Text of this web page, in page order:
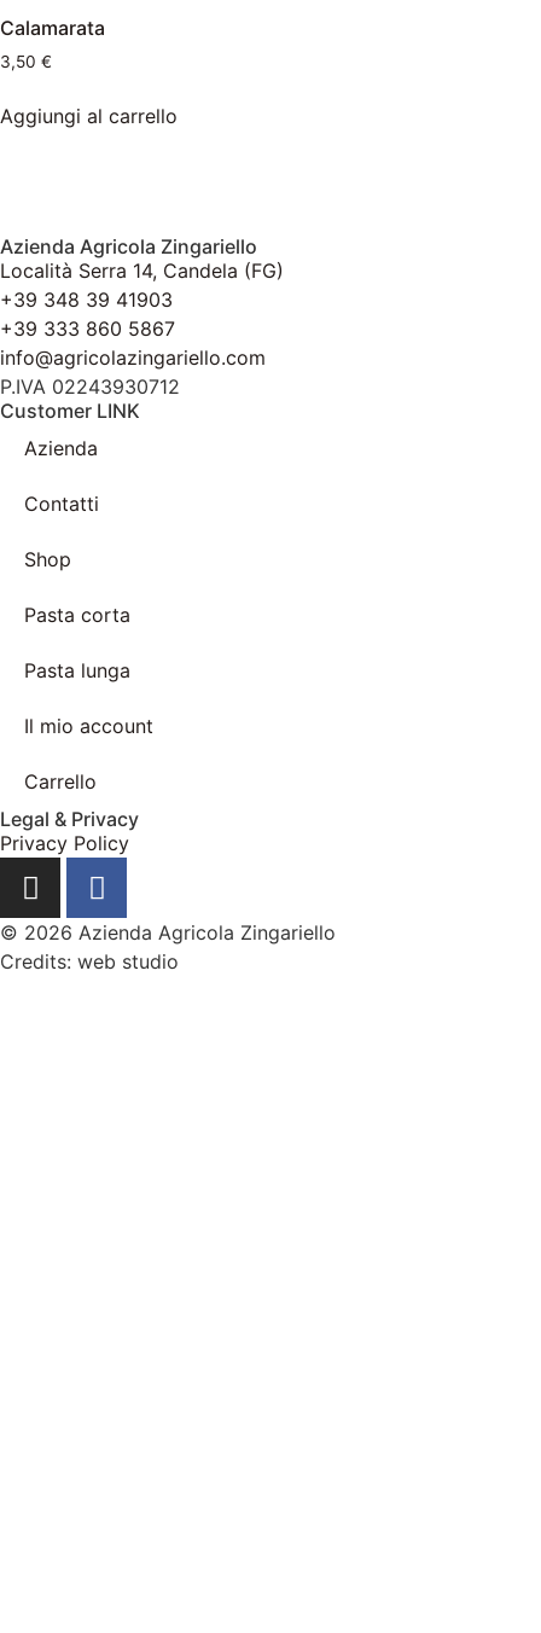
Calamarata
3,50 €
Aggiungi al carrello
Azienda Agricola Zingariello
Località Serra 14, Candela (FG)
+39 348 39 41903
+39 333 860 5867
info@agricolazingariello.com
P.IVA 02243930712
Customer LINK
Azienda
Contatti
Shop
Pasta corta
Pasta lunga
Il mio account
Carrello
Legal & Privacy
Privacy Policy
© 2026 Azienda Agricola Zingariello
Credits: web studio